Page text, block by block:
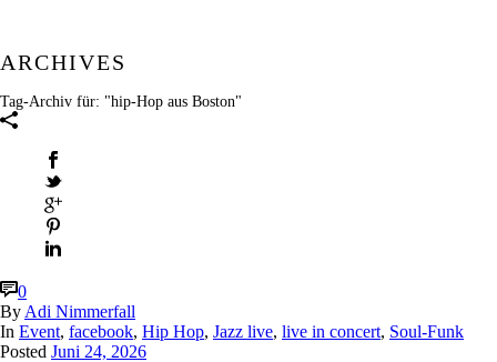
ARCHIVES
Tag-Archiv für: "hip-Hop aus Boston"
0
By Adi Nimmerfall
In Event, facebook, Hip Hop, Jazz live, live in concert, Soul-Funk
Posted Juni 24, 2026